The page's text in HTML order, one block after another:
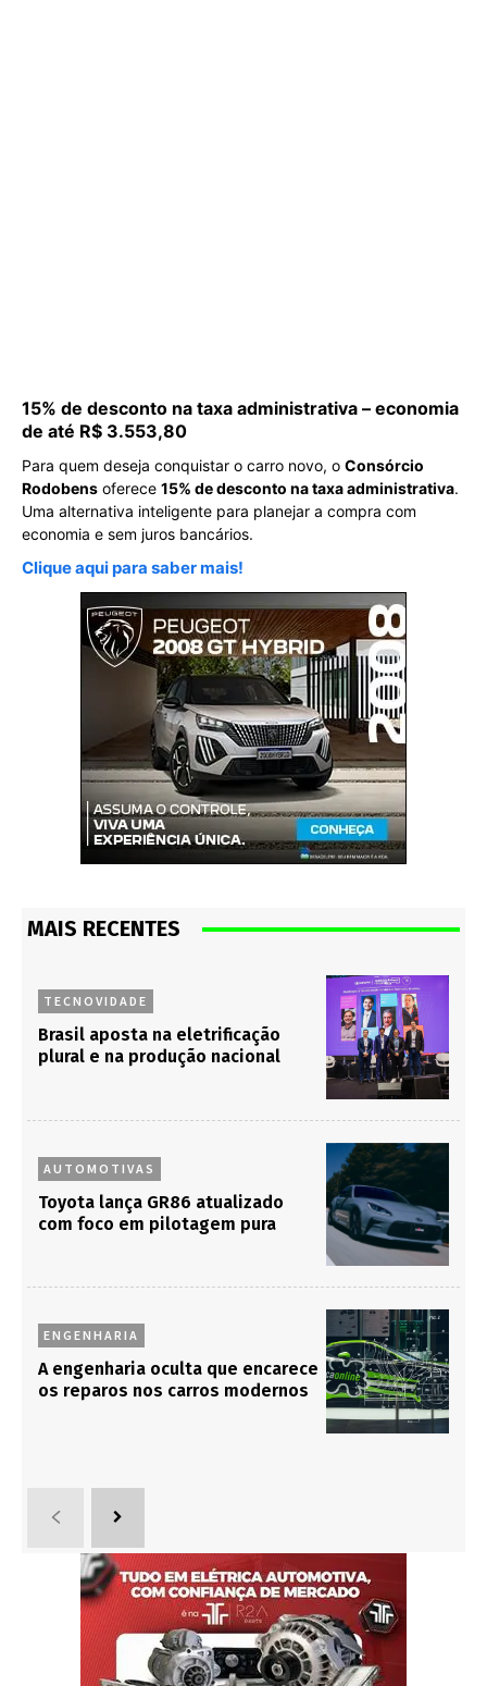
15% de desconto na taxa administrativa – economia
de até R$ 3.553,80
Para quem deseja conquistar o carro novo, o Consórcio
Rodobens oferece 15% de desconto na taxa administrativa.
Uma alternativa inteligente para planejar a compra com
economia e sem juros bancários.
Clique aqui para saber mais!
MAIS RECENTES
TECNOVIDADE
Brasil aposta na eletrificação
plural e na produção nacional
AUTOMOTIVAS
Toyota lança GR86 atualizado
com foco em pilotagem pura
ENGENHARIA
A engenharia oculta que encarece
os reparos nos carros modernos